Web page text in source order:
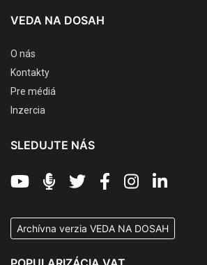
VEDA NA DOSAH
O nás
Kontakty
Pre médiá
Inzercia
SLEDUJTE NÁS
Archívna verzia VEDA NA DOSAH